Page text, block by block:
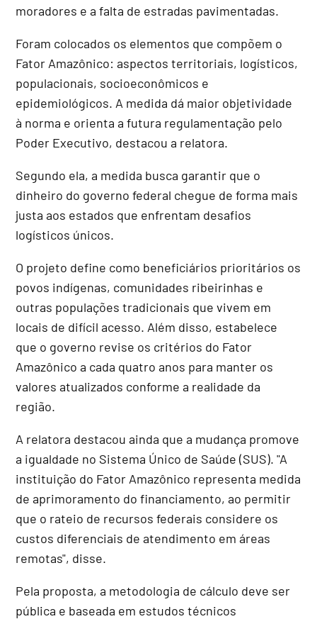
moradores e a falta de estradas pavimentadas.
Foram colocados os elementos que compõem o
Fator Amazônico: aspectos territoriais, logísticos,
populacionais, socioeconômicos e
epidemiológicos. A medida dá maior objetividade
à norma e orienta a futura regulamentação pelo
Poder Executivo, destacou a relatora.
Segundo ela, a medida busca garantir que o
dinheiro do governo federal chegue de forma mais
justa aos estados que enfrentam desafios
logísticos únicos.
O projeto define como beneficiários prioritários os
povos indígenas, comunidades ribeirinhas e
outras populações tradicionais que vivem em
locais de difícil acesso. Além disso, estabelece
que o governo revise os critérios do Fator
Amazônico a cada quatro anos para manter os
valores atualizados conforme a realidade da
região.
A relatora destacou ainda que a mudança promove
a igualdade no Sistema Único de Saúde (SUS). "A
instituição do Fator Amazônico representa medida
de aprimoramento do financiamento, ao permitir
que o rateio de recursos federais considere os
custos diferenciais de atendimento em áreas
remotas", disse.
Pela proposta, a metodologia de cálculo deve ser
pública e baseada em estudos técnicos